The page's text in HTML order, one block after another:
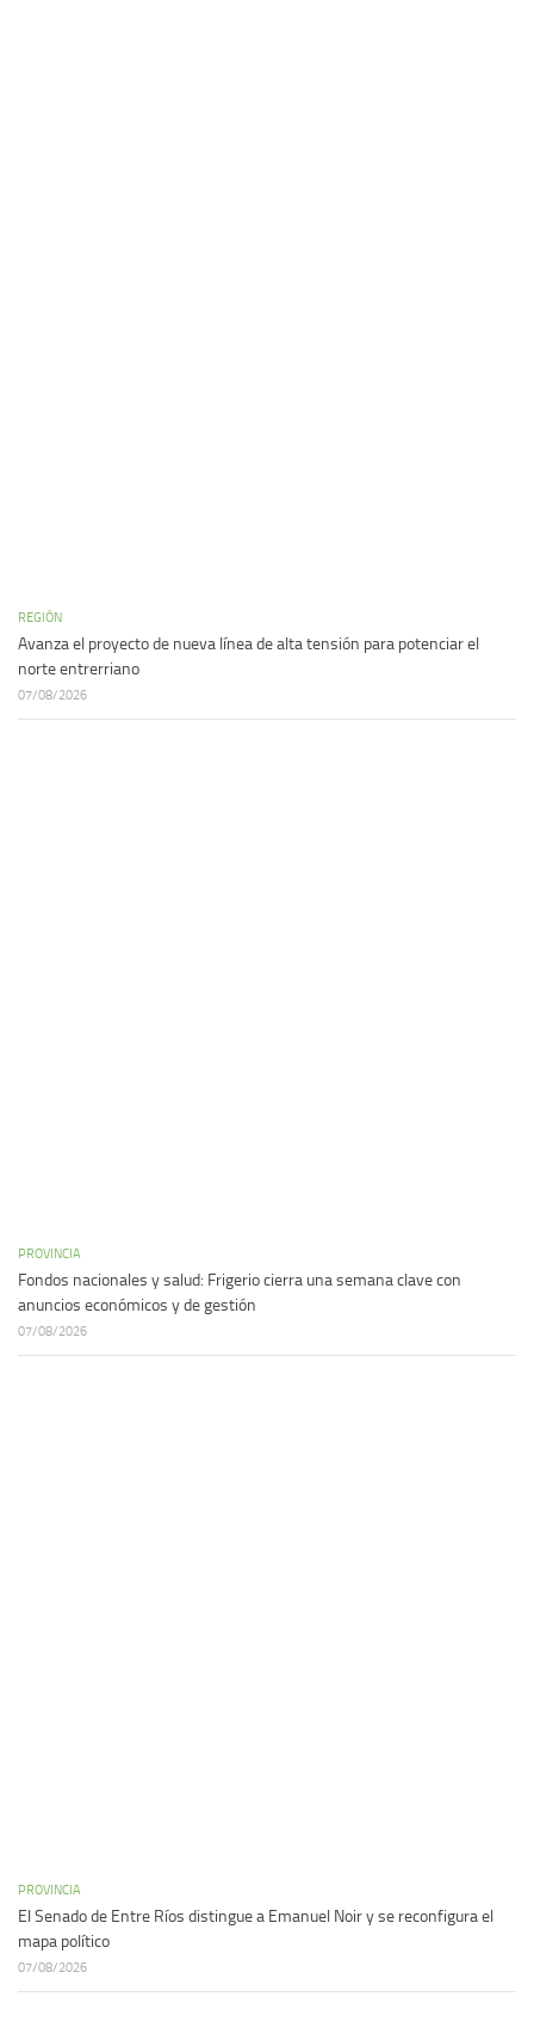
REGIÓN
Avanza el proyecto de nueva línea de alta tensión para potenciar el
norte entrerriano
07/08/2026
PROVINCIA
Fondos nacionales y salud: Frigerio cierra una semana clave con
anuncios económicos y de gestión
07/08/2026
PROVINCIA
El Senado de Entre Ríos distingue a Emanuel Noir y se reconfigura el
mapa político
07/08/2026